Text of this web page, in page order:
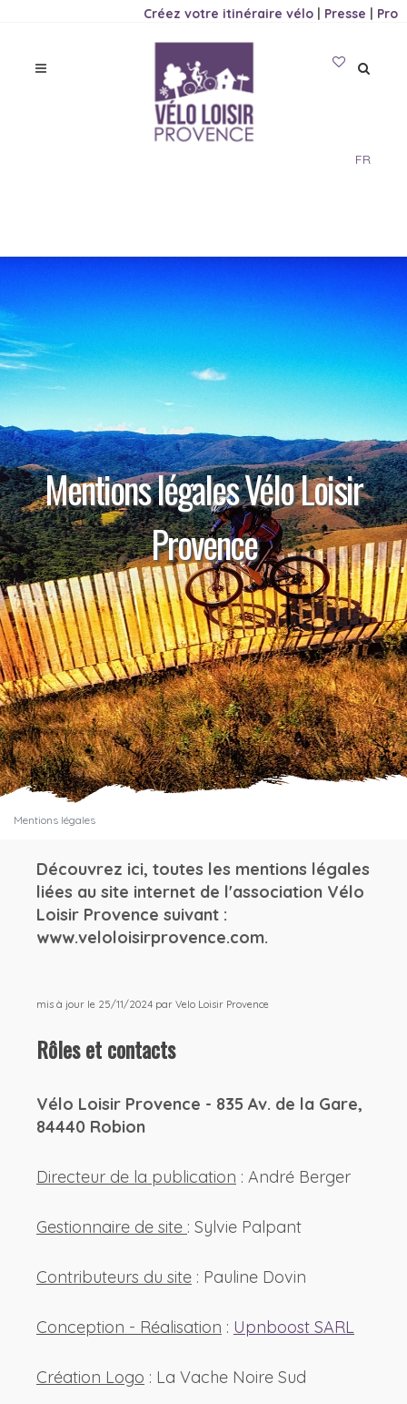
Créez votre itinéraire vélo | Presse | Pro
FR
Mentions légales Vélo Loisir
Provence
Mentions légales
Découvrez ici, toutes les mentions légales
liées au site internet de l'association Vélo
Loisir Provence suivant :
www.veloloisirprovence.com.
mis à jour le 25/11/2024 par Velo Loisir Provence
Rôles et contacts
Vélo Loisir Provence - 835 Av. de la Gare,
84440 Robion
Directeur de la publication : André Berger
Gestionnaire de site : Sylvie Palpant
Contributeurs du site : Pauline Dovin
Conception - Réalisation : Upnboost SARL
Création Logo : La Vache Noire Sud